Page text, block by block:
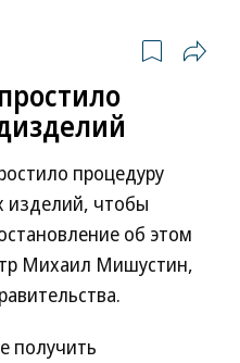
процедуру
изделий, чтобы
об этом
Михаил Мишустин,
получить